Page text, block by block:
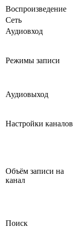
Воспроизведение
Сеть
Аудиовход
Режимы записи
Аудиовыход
Настройки каналов
Объём записи на
канал
Поиск